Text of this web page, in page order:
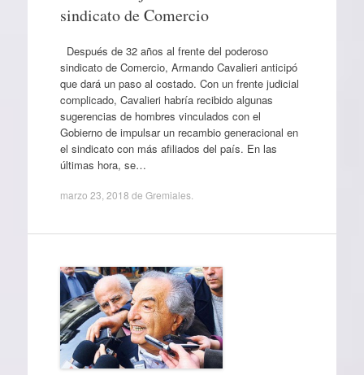
sindicato de Comercio
Después de 32 años al frente del poderoso
sindicato de Comercio, Armando Cavalieri anticipó
que dará un paso al costado. Con un frente judicial
complicado, Cavalieri habría recibido algunas
sugerencias de hombres vinculados con el
Gobierno de impulsar un recambio generacional en
el sindicato con más afiliados del país. En las
últimas hora, se…
marzo 23, 2018 de Gremiales.